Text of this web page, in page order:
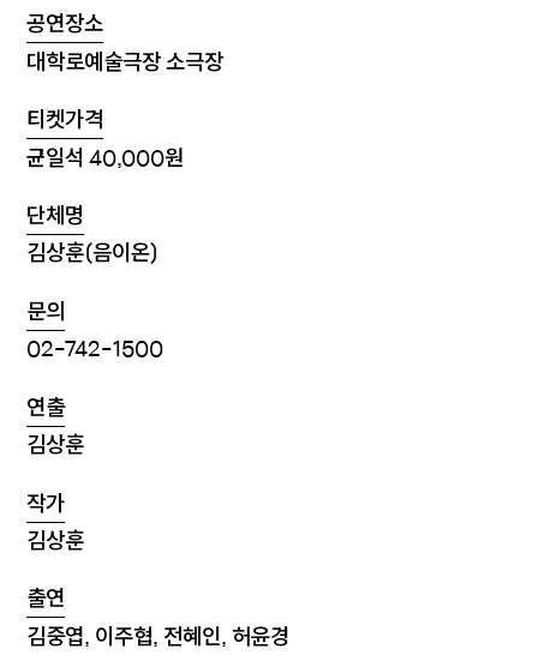
공연장소
대학로예술극장 소극장
티켓가격
균일석 40,000원
단체명
김상훈(음이온)
문의
02-742-1500
연출
김상훈
작가
김상훈
출연
김중엽, 이주협, 전혜인, 허윤경